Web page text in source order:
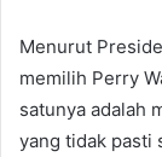
Menurut
memilih Perry
satunya adalah
yang tidak pasti